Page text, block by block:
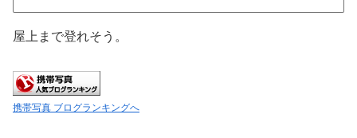
屋上まで登れそう。
携帯写真 ブログランキングへ